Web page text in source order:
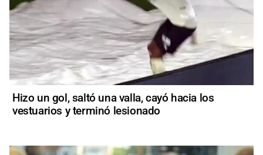
Hizo un gol, saltó una valla, cayó hacia los
vestuarios y terminó lesionado